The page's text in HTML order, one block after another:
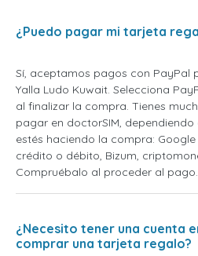
¿Puedo pagar mi tarjeta
Sí, aceptamos pagos con PayPal
Yalla Ludo Kuwait. Selecciona
al finalizar la compra. Tienes
pagar en doctorSIM,
estés haciendo la compra:
crédito o débito, Bizum,
Compruébalo al proceder al pago.
¿Necesito tener una cuenta
comprar una tarjeta regalo?